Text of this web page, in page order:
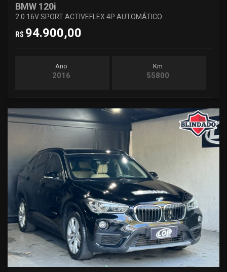
BMW 120i
2.0 16V SPORT ACTIVEFLEX 4P AUTOMÁTICO
R$ 94.900,00
Ano
2016
Km
55800